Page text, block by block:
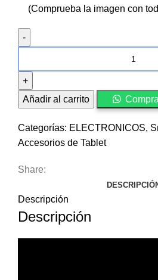
(Comprueba la imagen con
de
Repuesto
para
Air
de
pulgadas
Añadir al carrito
Categorías: ELECTRONICOS,
Accesorios de Tablet
Share:
Descripción
Descripción